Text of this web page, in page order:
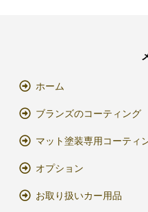
ホーム
ブランズのコーティング
マット塗装専用コーティ
オプション
お取り扱いカー用品